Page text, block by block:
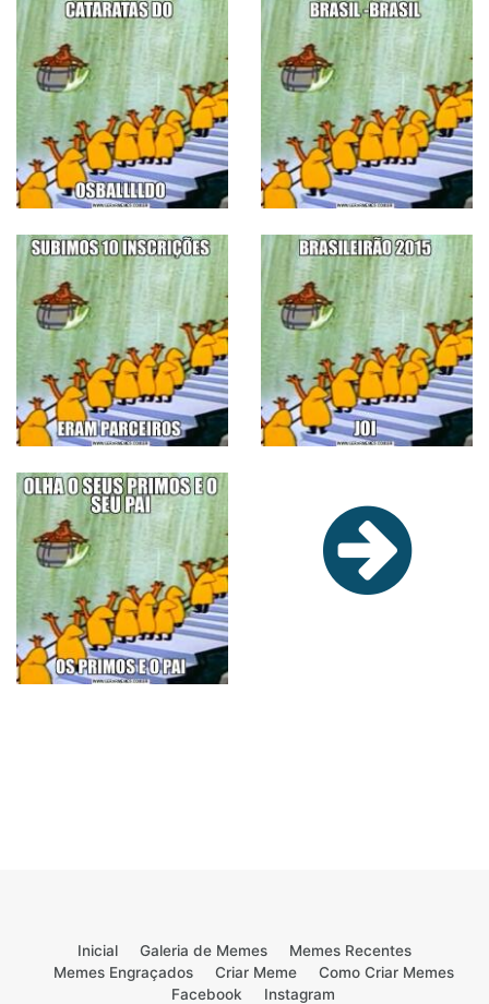
Inicial Galeria de Memes
Memes Recentes
Memes Engraçados
Criar Meme
Como Criar Memes
Facebook
Instagram